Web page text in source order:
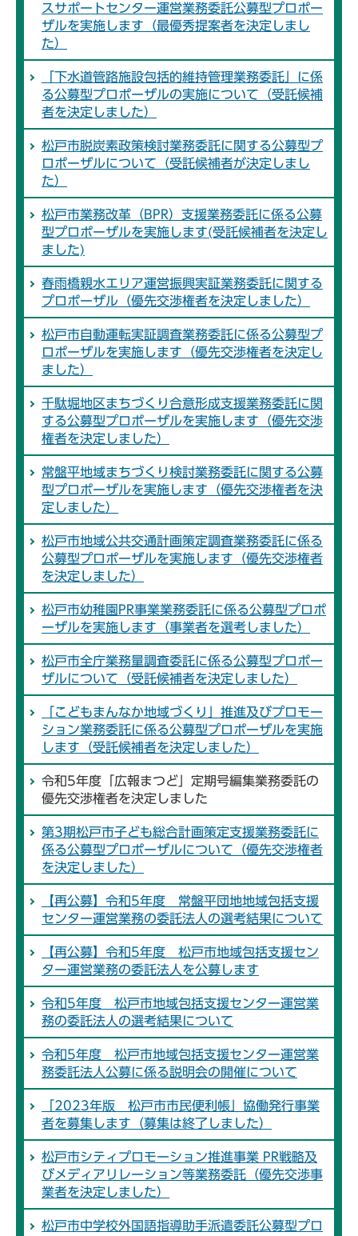
スサポートセンター運営業務委託公募型プロポー
ザルを実施します（最優秀提案者を決定しまし
た）
「下水道管路施設包括的維持管理業務委託」に係
る公募型プロポーザルの実施について（受託候補
者を決定しました）
松戸市脱炭素政策検討業務委託に関する公募型プ
ロポーザルについて（受託候補者が決定しまし
た）
松戸市業務改革（BPR）支援業務委託に係る公募
型プロポーザルを実施します(受託候補者を決定し
ました)
春雨橋親水エリア運営振興実証業務委託に関する
プロポーザル（優先交渉権者を決定しました）
松戸市自動運転実証調査業務委託に係る公募型プ
ロポーザルを実施します（優先交渉権者を決定し
ました）
千駄堀地区まちづくり合意形成支援業務委託に関
する公募型プロポーザルを実施します（優先交渉
権者を決定しました）
常盤平地域まちづくり検討業務委託に関する公募
型プロポーザルを実施します（優先交渉権者を決
定しました）
松戸市地域公共交通計画策定調査業務委託に係る
公募型プロポーザルを実施します（優先交渉権者
を決定しました）
松戸市幼稚園PR事業業務委託に係る公募型プロポ
ーザルを実施します（事業者を選考しました）
松戸市全庁業務量調査委託に係る公募型プロポー
ザルについて（受託候補者を決定しました）
「こどもまんなか地域づくり」推進及びプロモー
ション業務委託に係る公募型プロポーザルを実施
します（受託候補者を決定しました）
令和5年度「広報まつど」定期号編集業務委託の
優先交渉権者を決定しました
第3期松戸市子ども総合計画策定支援業務委託に
係る公募型プロポーザルについて（優先交渉権者
を決定しました）
【再公募】令和5年度 常盤平団地地域包括支援
センター運営業務の委託法人の選考結果について
【再公募】令和5年度 松戸市地域包括支援セン
ター運営業務の委託法人を公募します
令和5年度 松戸市地域包括支援センター運営業
務の委託法人の選考結果について
令和5年度 松戸市地域包括支援センター運営業
務委託法人公募に係る説明会の開催について
「2023年版 松戸市市民便利帳」協働発行事業
者を募集します（募集は終了しました）
松戸市シティプロモーション推進事業 PR戦略及
びメディアリレーション等業務委託（優先交渉事
業者を決定しました）
松戸市中学校外国語指導助手派遣委託公募型プロ